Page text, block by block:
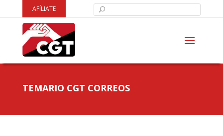
AFÍLIATE
TEMARIO CGT CORREOS